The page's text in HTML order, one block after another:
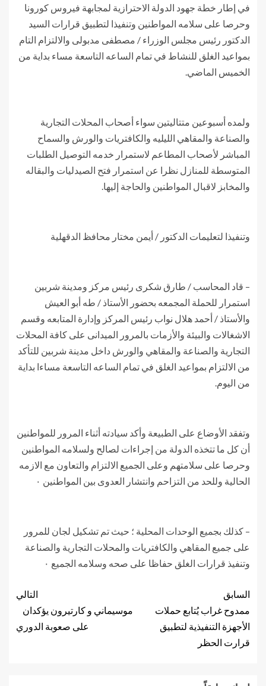
في إطار خطة جهود الدولة الاحترازية لمجابهة فيروس كورونا
وحرصا على سلامه المواطنين وتنفيذا لتطبيق قرارات السيد
الدكتور رئيس مجلس الوزراء / مصطفى مدبولى والالتزام التام
بمواعيد الغلق للنشاط في تمام الساعه التاسعة مساء بداية من
الخميس الماضي.
ولمده أسبوعين متتاليتين سواء أصحاب المحلات التجارية
والصناعة والمقاهي الليليه والكافتريات والورش والسماح
المباشر لأصحاب المطاعم لاستمرار خدمه التوصيل الطلبات
المتوسطة للمنازل نظرا عن استمرار فتح الصيدليات والبقاله
والمخابز لاقبال المواطنين والحاجة إليها.
وتنفيذا لتعليمات الدكتور / أيمن مختار محافظ الدقهلية
– قاد المحاسب / طارق شكرى رئيس مركز ومدينة شربين
استمرار للحملة المجمعه بحضور الأستاذ / طه أبو العيش
والأستاذ / أحمد هلال نواب رئيس المركز وإدارة المتابعه وقسم
الاشغالات والبيئة والأزمات بالمرور الميدانى على كافة المحلات
التجارية والصناعة والمقاهي والورش داخل مدينة شربين للتأكد
من الالتزام بمواعيد الغلق في تمام الساعه التاسعة مساءا بداية
من اليوم.
وتفقد الأوضاع على الطبيعة وأكد سيادته أثناء المرور للمواطنين
أن كل ما تتخذه الدولة من إجراءات لصالح ولسلامه المواطنين
وحرصا على سلامتهم وعلى الجميع الالتزام والتعاون مع الازمه
الحالية وللحد من التزاحم وانتشار العدوى بين المواطنين ٠
– كذلك بجميع الوحدات المحلية ؛ حيث تم تشكيل لجان للمرور
على جميع المقاهي والكافتريات والمحلات التجارية والصناعة
وتنفيذ قرارات الغلق حفاظا على صحه وسلامه الجميع ٠
السابق
ممدوح غراب يُتابع حملات
الأجهزة التنفيذية لتطبيق
قرارت الحظر
التالي
موسيماني و كارتيرون يؤكدان
على صعوبة الدوري